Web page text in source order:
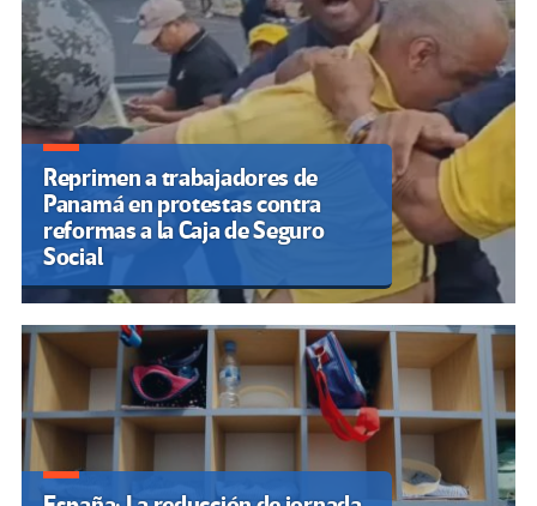
Reprimen a trabajadores de
Panamá en protestas contra
reformas a la Caja de Seguro
Social